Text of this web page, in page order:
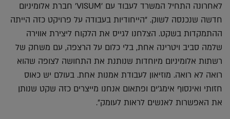
לאחרונה התחיל המשרד לעבוד עם 'VISUM' חברת אלומיניום
חדשה שנכנסה לשוק. "הייחודיות בעבודה על פרויקט כזה הייתה
ההתמקדות בשקט. הצלחנו לגייס את הלקוח ליצירת אווירה
שלמה סביב ויטרינה אחת, בלי כלום על הרצפה, עם משחק של
רשתות אלומיניום מיוחדות שנותנת את התחושה לצופה שהוא
רואה לא רואה. מוזיאון לעבודת אמנות אחת. בעולם יש כאוס
חזותי ואינסוף אימג'ים ופתאום אנחנו מייצרים כזה שקט שנותן
את האפשרות לאנשים לראות לעומק".